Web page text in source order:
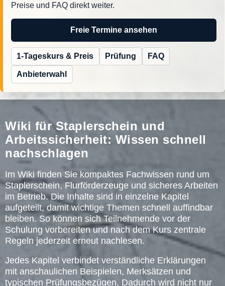
Preise und FAQ direkt weiter.
Freie Termine ansehen
1-Tageskurs & Preis Prüfung FAQ
Anbieterwahl
Wiki für Staplerschein und
Arbeitssicherheit: Wissen schnell
nachschlagen
Im Wiki finden Sie kompaktes Fachwissen rund um
Staplerschein, Flurförderzeuge und sicheres Arbeiten
im Betrieb. Die Inhalte sind in einzelne Kapitel
aufgeteilt, damit wichtige Themen schnell auffindbar
bleiben. So können sich Teilnehmende vor der
Schulung vorbereiten und nach dem Kurs zentrale
Regeln jederzeit erneut nachlesen.
Jedes Kapitel verbindet verständliche Erklärungen
mit anschaulichen Beispielen, Merksätzen und
typischen Prüfungsbezügen. Dadurch wird nicht nur